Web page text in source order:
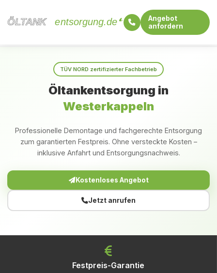
ÖLTANK
ÖLTANK entsorgung.de
Angebot
anfordern
TÜV NORD zertifizierter Fachbetrieb
Öltankentsorgung in
Westerkappeln
Professionelle Demontage und fachgerechte Entsorgung
zum garantierten Festpreis. Ohne versteckte Kosten –
inklusive Anfahrt und Entsorgungsnachweis.
Kostenloses Angebot
Jetzt anrufen
Festpreis-Garantie